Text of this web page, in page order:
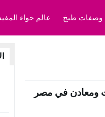
وصفات طبخ عالم حواء
ومعادن في مصر